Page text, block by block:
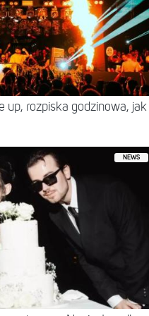
up, rozpiska godzinowa, jak
NEWS